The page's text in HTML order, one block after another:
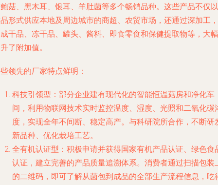
菇、黑木耳、银耳、羊肚菌等多个畅销品种。这些产品不仅以
形式供应本地及周边城市的商超、农贸市场，还通过深加工，
干品、冻干品、罐头、酱料、即食零食和保健提取物等，大幅
了附加值。
领先的厂家特点鲜明：
科技引领型 ：部分企业建有现代化的智能恒温菇房和净化车
间，利用物联网技术实时监控温度、湿度、光照和二氧化碳
度，实现全年不间断、稳定高产。与科研院所合作，不断研
新品种、优化栽培工艺。
全有机认证型 ：积极申请并获得国家有机产品认证、绿色食
认证，建立完善的产品质量追溯体系。消费者通过扫描包装
的二维码，即可了解从菌包到成品的全部生产流程信息，吃